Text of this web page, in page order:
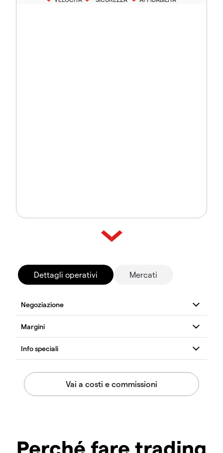
Dettagli operativi Mercati
Perché fare trading